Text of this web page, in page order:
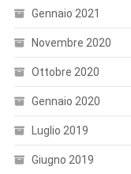
Gennaio 2021
Novembre 2020
Ottobre 2020
Gennaio 2020
Luglio 2019
Giugno 2019